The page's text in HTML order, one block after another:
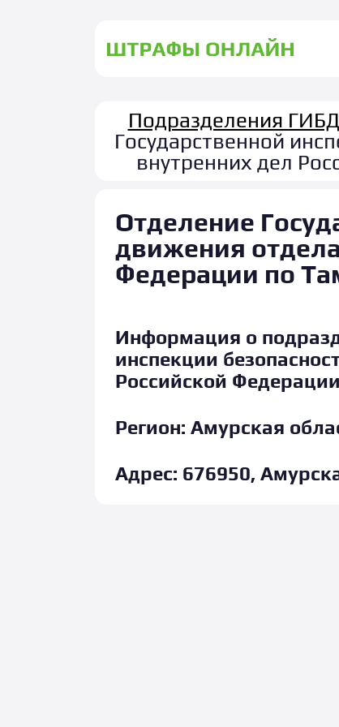
Подразделения
Государственной
внутренних дел
Отделение
движения
Федерации по
Информация о
инспекции
Российской
Регион: Амурская
Адрес: 676950,